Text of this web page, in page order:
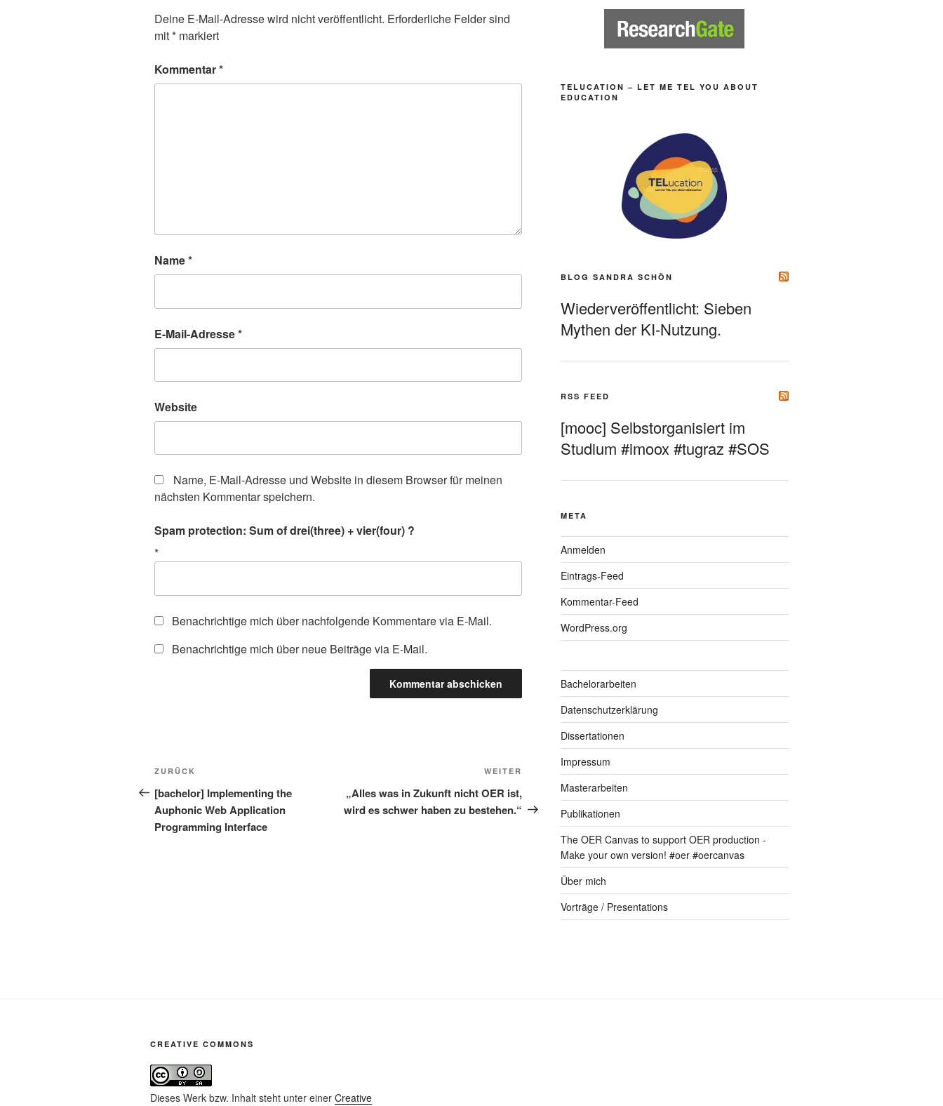
Deine E-Mail-Adresse wird nicht veröffentlicht. Erforderliche Felder sind
mit* markiert
Kommentar*
Name*
E-Mail-Adresse*
Website
Name, E-Mail-Adresse und Website in diesem Browser für meinen
nächsten Kommentar speichern.
Spam protection: Sum of drei(three) + vier(four) ?
*
Benachrichtige mich über nachfolgende Kommentare via E-Mail.
Benachrichtige mich über neue Beiträge via E-Mail.
Beitragsnavigation
Vorheriger
Beitrag
ZURÜCK
[bachelor] Implementing the
Auphonic Web Application
Programming Interface
Nächster
WEITER
„Alles was in Zukunft nicht OER ist,
wird es schwer haben zu bestehen.“
TELUCATION – LET ME TEL YOU ABOUT
EDUCATION
BLOG SANDRA SCHÖN
Wiederveröffentlicht: Sieben
Mythen der KI-Nutzung.
RSS FEED
[mooc] Selbstorganisiert im
Studium #imoox #tugraz #SOS
META
Anmelden
Eintrags-Feed
Kommentar-Feed
WordPress.org
Bachelorarbeiten
Datenschutzerklärung
Dissertationen
Impressum
Masterarbeiten
Publikationen
The OER Canvas to support OER production -
Make your own version! #oer #oercanvas
Über mich
Vorträge / Presentations
CREATIVE COMMONS
Dieses Werk bzw. Inhalt steht unter einer Creative